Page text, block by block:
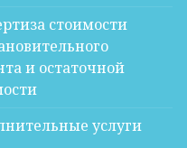
стоимости
и остаточной
услуги